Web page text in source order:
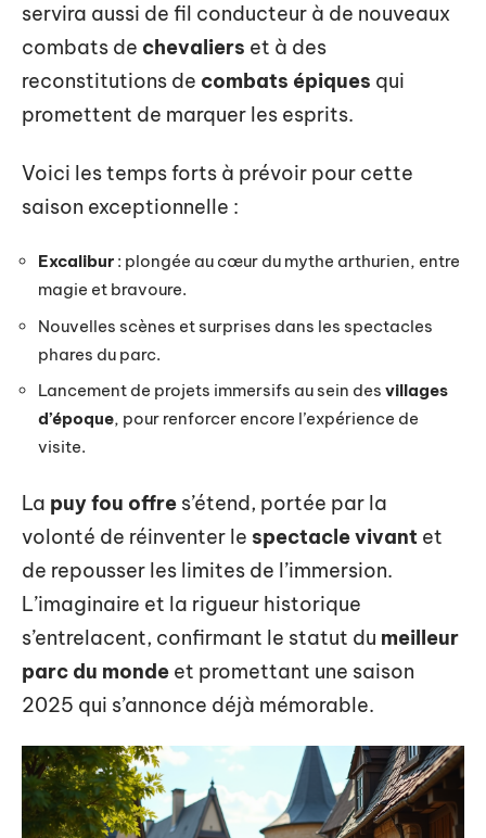
servira aussi de fil conducteur à de nouveaux
combats de chevaliers et à des
reconstitutions de combats épiques qui
promettent de marquer les esprits.
Voici les temps forts à prévoir pour cette
saison exceptionnelle :
Excalibur : plongée au cœur du mythe arthurien, entre
magie et bravoure.
Nouvelles scènes et surprises dans les spectacles
phares du parc.
Lancement de projets immersifs au sein des villages
d’époque, pour renforcer encore l’expérience de
visite.
La puy fou offre s’étend, portée par la
volonté de réinventer le spectacle vivant et
de repousser les limites de l’immersion.
L’imaginaire et la rigueur historique
s’entrelacent, confirmant le statut du meilleur
parc du monde et promettant une saison
2025 qui s’annonce déjà mémorable.